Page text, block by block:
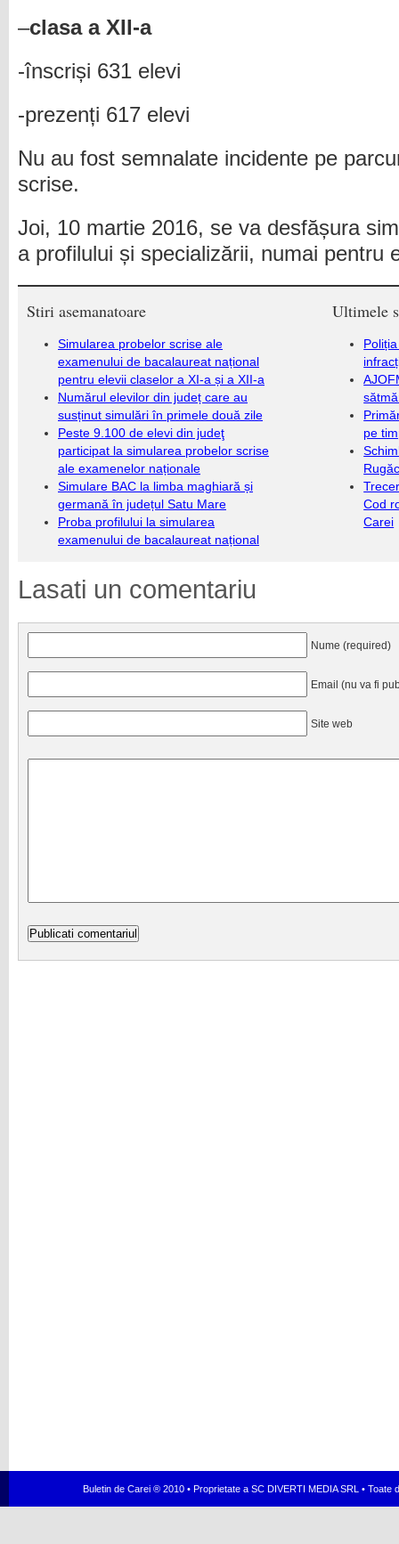
–clasa a XII-a
-înscriși 631 elevi
-prezenți 617 elevi
Nu au fost semnalate incidente pe
scrise.
Joi, 10 martie 2016, se va desfășura
a profilului și specializării, numai pentru
Stiri asemanatoare
Simularea probelor scrise ale
examenului de bacalaureat național
pentru elevii claselor a XI-a și a XII-a
Numărul elevilor din județ care au
susținut simulări în primele două zile
Peste 9.100 de elevi din judeţ
participat la simularea probelor scrise
ale examenelor naționale
Simulare BAC la limba maghiară și
germană în județul Satu Mare
Proba profilului la simularea
examenului de bacalaureat național
Ultimele
pe
Cod
Carei
Lasati un comentariu
Nume (required)
Email (nu va fi
Site web
Buletin de Carei ® 2010 • Proprietate a SC DIVERTI MEDIA SRL •